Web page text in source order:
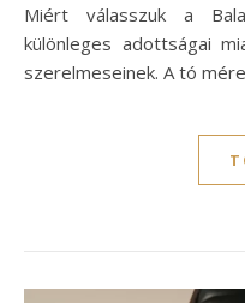
Miért válasszuk a
különleges adottságai
szerelmeseinek. A tó